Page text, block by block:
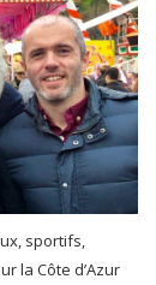
sportifs,
la Côte d’Azur